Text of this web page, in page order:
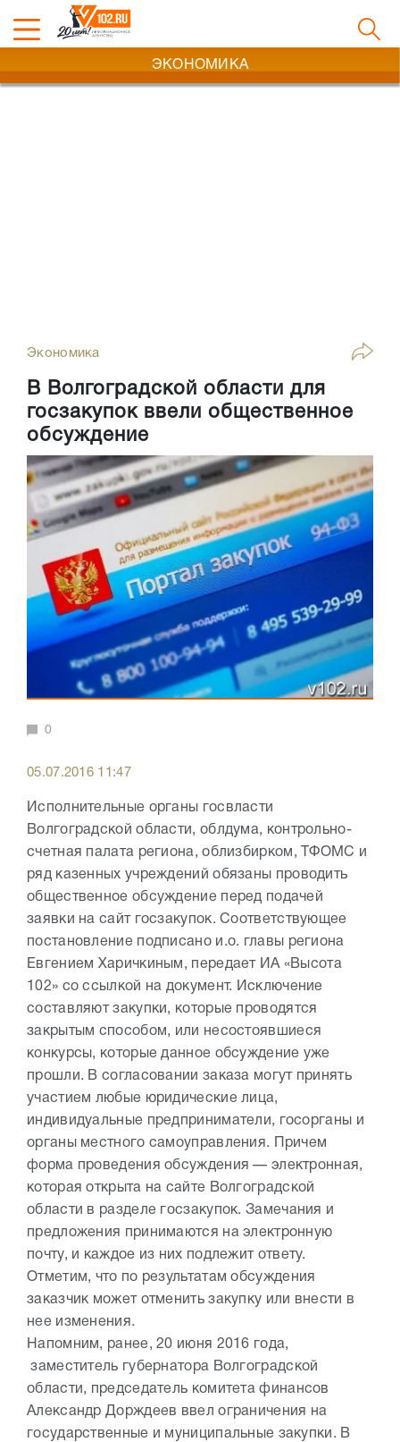
ЭКОНОМИКА
Экономика
В Волгоградской области для
госзакупок ввели общественное
обсуждение
0
05.07.2016 11:47
Исполнительные органы госвласти
Волгоградской области, облдума, контрольно-
счетная палата региона, облизбирком, ТФОМС и
ряд казенных учреждений обязаны проводить
общественное обсуждение перед подачей
заявки на сайт госзакупок. Соответствующее
постановление подписано и.о. главы региона
Евгением Харичкиным, передает ИА «Высота
102» со ссылкой на документ. Исключение
составляют закупки, которые проводятся
закрытым способом, или несостоявшиеся
конкурсы, которые данное обсуждение уже
прошли. В согласовании заказа могут принять
участием любые юридические лица,
индивидуальные предприниматели, госорганы и
органы местного самоуправления. Причем
форма проведения обсуждения — электронная,
которая открыта на сайте Волгоградской
области в разделе госзакупок. Замечания и
предложения принимаются на электронную
почту, и каждое из них подлежит ответу.
Отметим, что по результатам обсуждения
заказчик может отменить закупку или внести в
нее изменения.
Напомним, ранее, 20 июня 2016 года,
заместитель губернатора Волгоградской
области, председатель комитета финансов
Александр Дорждеев ввел ограничения на
государственные и муниципальные закупки. В